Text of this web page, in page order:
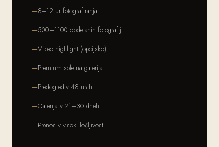
8–12 ur fotografiranja
500–1100 obdelanih fotografij
Video highlight (opcijsko)
Premium spletna galerija
Predogled v 48 urah
Galerija v 21–30 dneh
Prenos v visoki ločljivosti